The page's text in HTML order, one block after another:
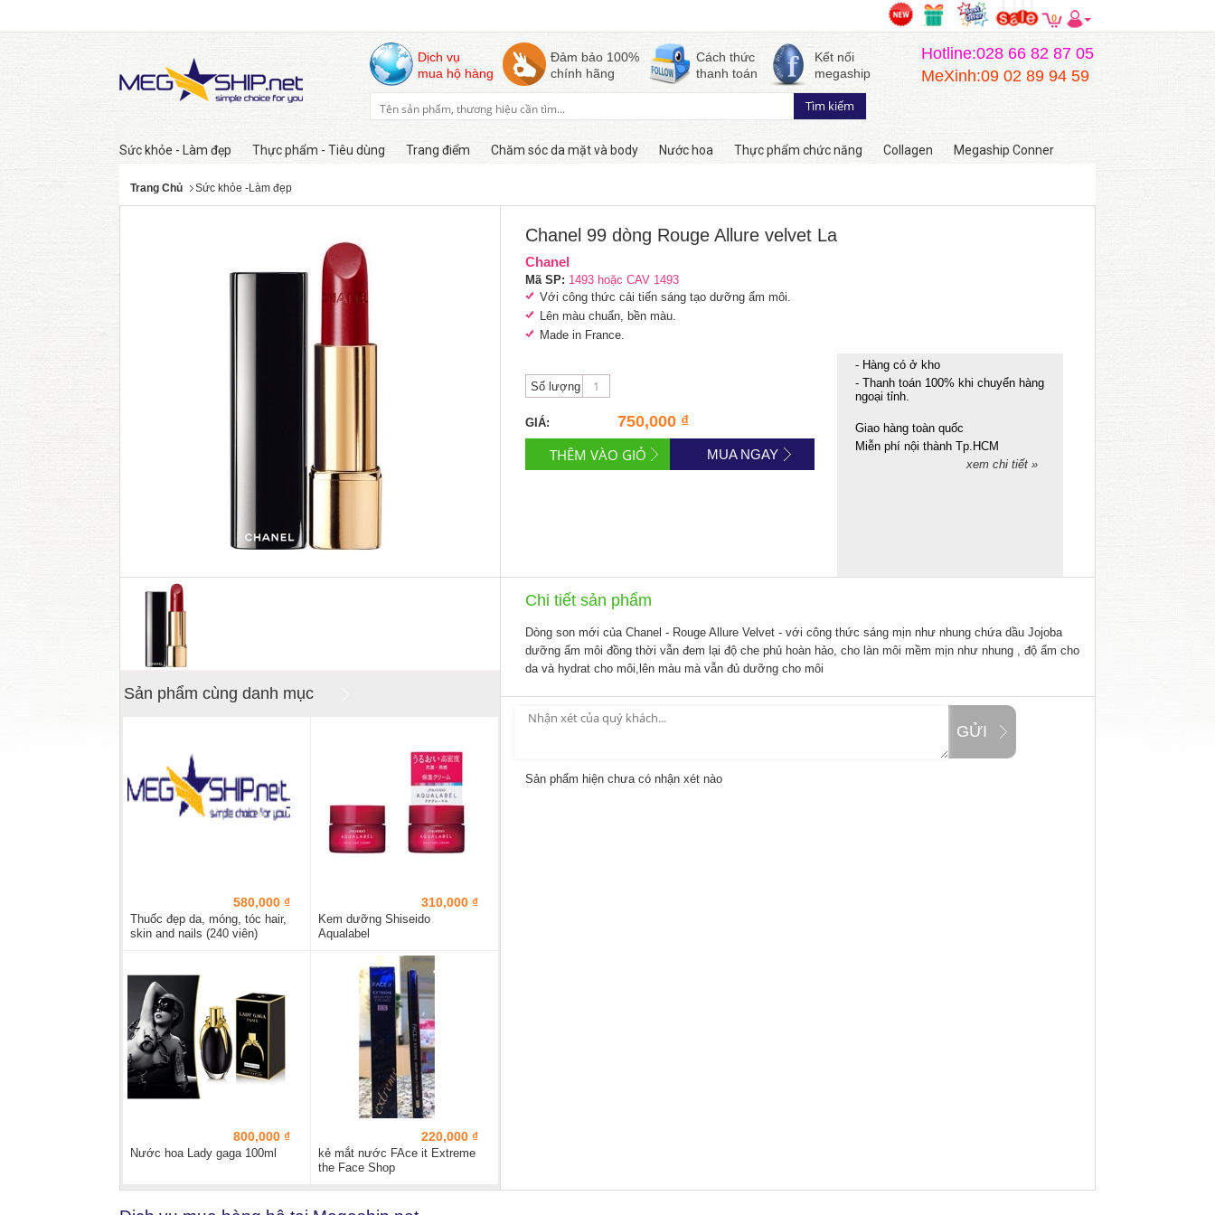
0
Dịch vụ
mua hộ hàng
Đảm bảo 100%
chính hãng
Cách thức
thanh toán
Kết nối
megaship
Hotline:028 66 82 87 05
MeXinh:09 02 89 94 59
Sức khỏe - Làm đẹp Thực phẩm - Tiêu dùng Trang điểm Chăm sóc da mặt và body Nước hoa Thực phẩm chức năng Collagen Megaship Conner
Trang Chủ Sức khỏe -Làm đẹp
Còn hàng
Sản phẩm cùng danh mục
580,000 ₫
Thuốc đẹp da, móng, tóc hair,
skin and nails (240 viên)
310,000 ₫
Kem dưỡng Shiseido
Aqualabel
800,000 ₫
Nước hoa Lady gaga 100ml
220,000 ₫
kẻ mắt nước FAce it Extreme
the Face Shop
Chanel 99 dòng Rouge Allure velvet La
Chanel
Mã SP: 1493 hoặc CAV 1493
Với công thức cải tiến sáng tạo dưỡng ẩm môi.
Lên màu chuẩn, bền màu.
Made in France.
Số lượng
GIÁ: 750,000 ₫
MUA NGAY
- Hàng có ở kho
- Thanh toán 100% khi chuyển hàng
ngoại tỉnh.
Giao hàng toàn quốc
Miễn phí nội thành Tp.HCM
xem chi tiết »
Chi tiết sản phẩm
Dòng son mới của Chanel - Rouge Allure Velvet - với công thức sáng mịn như nhung chứa dầu Jojoba
dưỡng ẩm môi đồng thời vẫn đem lại độ che phủ hoàn hảo, cho làn môi mềm mịn như nhung , độ ẩm cho
da và hydrat cho môi,lên màu mà vẫn đủ dưỡng cho môi
GỬI
Sản phẩm hiện chưa có nhận xét nào